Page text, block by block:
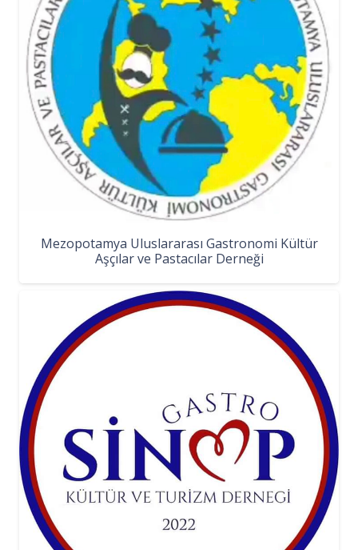
Mezopotamya Uluslararası Gastronomi Kültür
Aşçılar ve Pastacılar Derneği